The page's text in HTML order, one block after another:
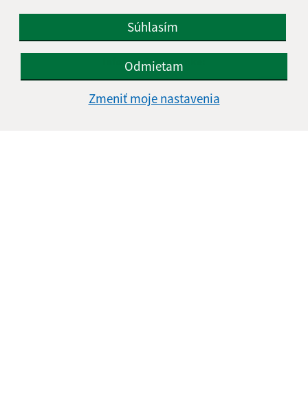
Súhlasím
Odmietam
Zmeniť moje nastavenia
Informácie o stránke:
Autorské práva